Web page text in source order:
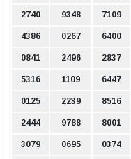
2740 9348 7109
4386 0267 6400
0841 2496 2837
5316 1109 6447
0125 2239 8516
2444 9788 8001
3079 0695 0374